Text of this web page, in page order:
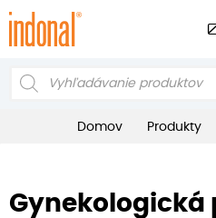
Products
Domov Produkty
Gynekologická